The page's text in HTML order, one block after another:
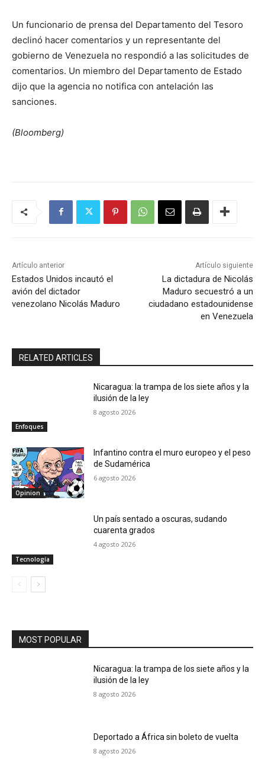
Un funcionario de prensa del Departamento del Tesoro
declinó hacer comentarios y un representante del
gobierno de Venezuela no respondió a las solicitudes de
comentarios. Un miembro del Departamento de Estado
dijo que la agencia no notifica con antelación las
sanciones.
(Bloomberg)
Artículo anterior
Estados Unidos incautó el
avión del dictador
venezolano Nicolás Maduro
Artículo siguiente
La dictadura de Nicolás
Maduro secuestró a un
ciudadano estadounidense
en Venezuela
RELATED ARTICLES
Enfoques
Nicaragua: la trampa de los siete años y la
ilusión de la ley
8 agosto 2026
Opinion
Infantino contra el muro europeo y el peso
de Sudamérica
6 agosto 2026
Tecnología
Un país sentado a oscuras, sudando
cuarenta grados
4 agosto 2026
MOST POPULAR
Nicaragua: la trampa de los siete años y la
ilusión de la ley
8 agosto 2026
Deportado a África sin boleto de vuelta
8 agosto 2026